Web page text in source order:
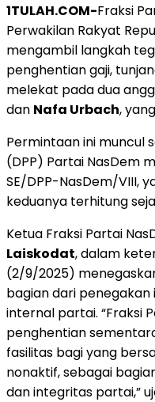
1TULAH.COM-Fraksi
Perwakilan Rakyat
mengambil langkah
penghentian gaji,
melekat pada dua
dan Nafa Urbach,
Permintaan ini muncul
(DPP) Partai NasDem
SE/DPP-NasDem/VIII,
keduanya terhitung
Ketua Fraksi Partai
Laiskodat, dalam
(2/9/2025)
bagian dari
internal partai. “Fraksi
penghentian
fasilitas bagi yang
nonaktif, sebagai
dan integritas partai,”